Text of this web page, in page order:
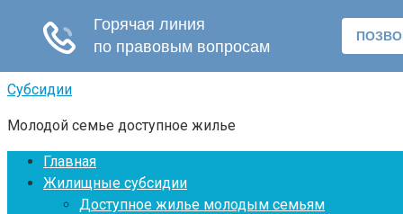
Перейти
контенту
Субсидии
Молодой семье доступное жилье
Главная
Жилищные субсидии
Доступное жилье молодым семьям